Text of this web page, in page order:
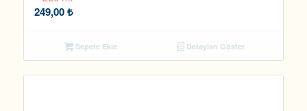
249,00₺
Sepete Ekle Detayları Göster